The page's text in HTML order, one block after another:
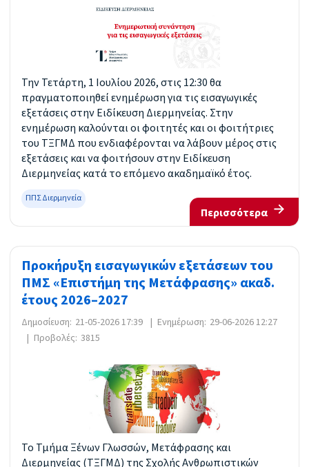
Την Τετάρτη, 1 Ιουλίου 2026, στις 12:30 θα
πραγματοποιηθεί ενημέρωση για τις εισαγωγικές
εξετάσεις στην Ειδίκευση Διερμηνείας. Στην
ενημέρωση καλούνται οι φοιτητές και οι φοιτήτριες
του ΤΞΓΜΔ που ενδιαφέρονται να λάβουν μέρος στις
εξετάσεις και να φοιτήσουν στην Ειδίκευση
Διερμηνείας κατά το επόμενο ακαδημαϊκό έτος.
ΠΠΣ Διερμηνεία
Περισσότερα
Προκήρυξη εισαγωγικών εξετάσεων του
ΠΜΣ «Επιστήμη της Μετάφρασης» ακαδ.
έτους 2026–2027
Δημοσίευση: 21-05-2026 17:39 | Ενημέρωση: 29-06-2026 12:27
| Προβολές: 3815
Το Τμήμα Ξένων Γλωσσών, Μετάφρασης και
Διερμηνείας (ΤΞΓΜΔ) της Σχολής Ανθρωπιστικών